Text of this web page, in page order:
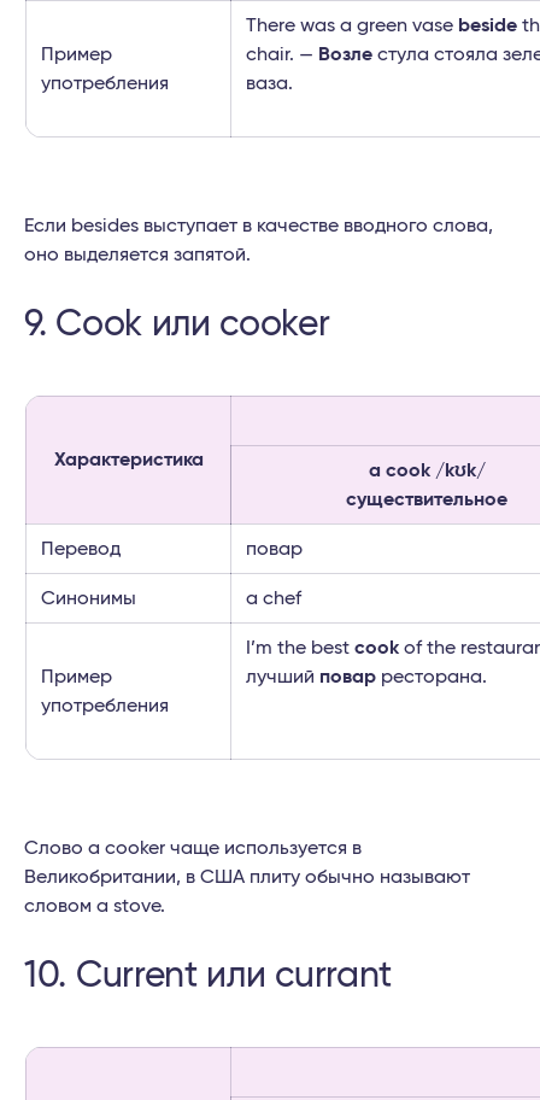
Пример
употребления
There was a green vase beside
chair. — Возле стула стояла
ваза.
Если besides выступает в качестве вводного слова,
оно выделяется запятой.
9. Cook или cooker
Характеристика
a cook /kʊk/
существительное
Перевод повар
Синонимы a chef
Пример
употребления
I’m the best cook of the
лучший повар ресторана.
Слово a cooker чаще используется в
Великобритании, в США плиту обычно называют
словом a stove.
10. Current или currant